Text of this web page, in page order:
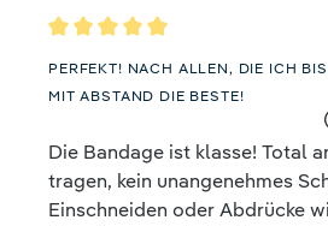
PERFEKT! NACH ALLEN, DIE ICH
MIT ABSTAND DIE BESTE!
Die Bandage ist klasse! Total
tragen, kein unangenehmes
Einschneiden oder Abdrücke